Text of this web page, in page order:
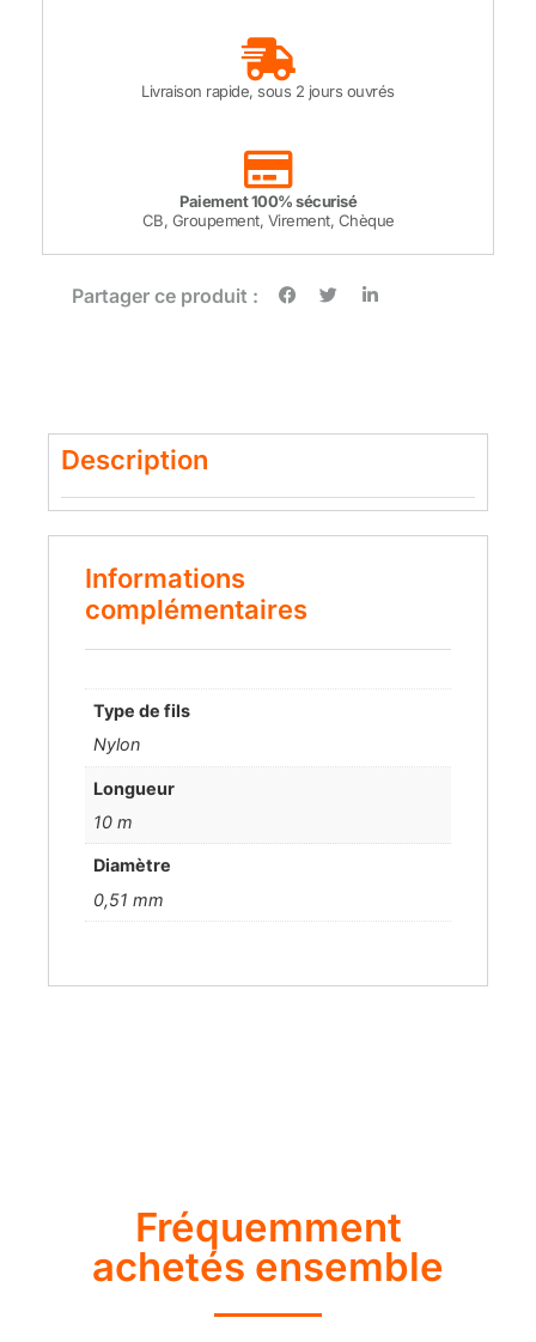
Livraison rapide, sous 2 jours ouvrés
Paiement 100% sécurisé
CB, Groupement, Virement, Chèque
Partager ce produit :
Description
Informations
complémentaires
Type de fils
Nylon
Longueur
10 m
Diamètre
0,51 mm
Fréquemment
achetés ensemble